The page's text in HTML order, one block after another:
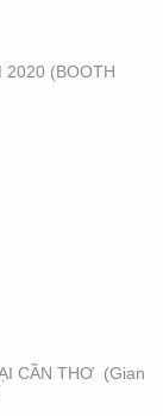
2020 (BOOTH
CẦN THƠ (Gian